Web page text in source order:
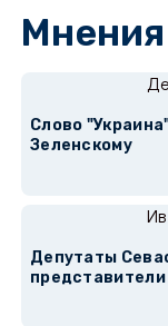
Мнения
Слово
Зеленскому
Депутаты